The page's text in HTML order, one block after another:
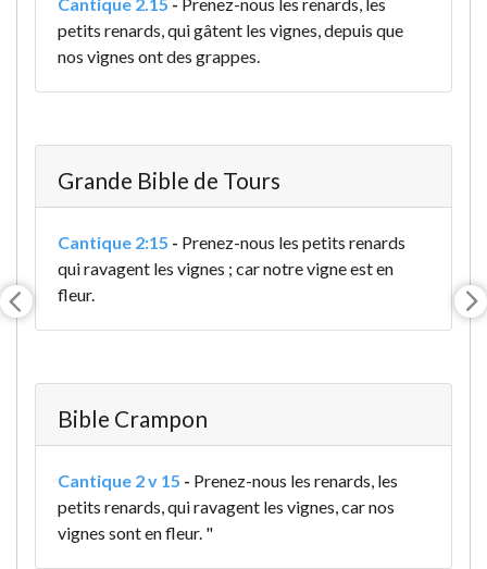
petits renards, qui gâtent les vignes, depuis que
nos vignes ont des grappes.
Grande Bible de Tours
Cantique 2:15 - Prenez-nous les petits renards
qui ravagent les vignes ; car notre vigne est en
fleur.
Bible Crampon
Cantique 2 v 15 - Prenez-nous les renards, les
petits renards, qui ravagent les vignes, car nos
vignes sont en fleur. "